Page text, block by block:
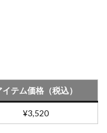
イテム価格（税込）
¥3,520